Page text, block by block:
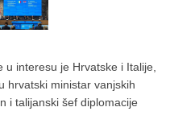
u interesu je Hrvatske i Italije,
hrvatski ministar vanjskih
i talijanski šef diplomacije